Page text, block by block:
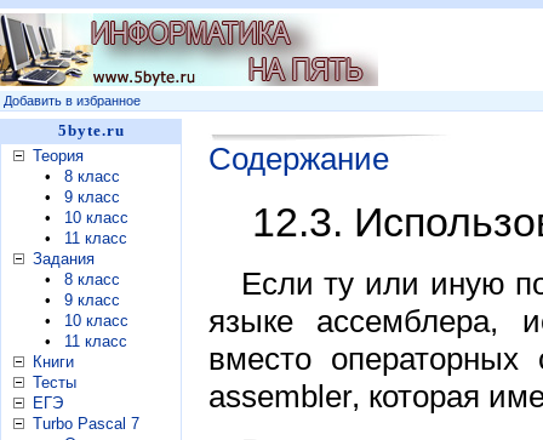
Добавить в избранное
5byte.ru
Теория
•
8 класс
•
9 класс
•
10 класс
•
11 класс
Задания
•
8 класс
•
9 класс
•
10 класс
•
11 класс
Книги
Тесты
ЕГЭ
Turbo Pascal 7
Содержание
12.3.
Если ту или иную
языке ассемблера,
вместо операторных
assembler, которая